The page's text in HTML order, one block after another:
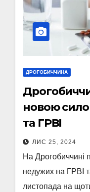
ДРОГОБИЧЧИНА
новою
та ГРВІ
ЛИС 25, 2024
На Дрогобиччині
недужих на ГРВІ
листопада на